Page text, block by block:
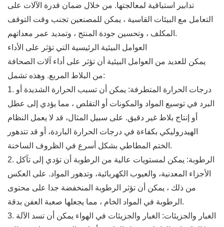
تدابير استباقية لمعالجتها. من خلال ضمان قدرة الآلات على
التعامل مع البيئات القاسية ، يمكن للمصنعين تجنب وقت التوقف
المكلف ، وتحسين جودة المنتج ، وتمديد عمر معداتهم.
العوامل البيئية الرئيسية التي تؤثر على الأداء
يمكن للعديد من العوامل البيئية أن تؤثر على أداء آلات الصحافة
من البلاط المربع. وهذه تشمل:
1. درجات الحرارة المتطرفة: يمكن أن تسبب الحرارة الشديدة أو
البرد في توسيع المواد والمكونات أو التقلص ، مما يؤدي إلى عطل
أو إنتاج بلاط غير دقيق. على سبيل المثال، قد لا يعمل النظام
الهيدروليكي بكفاءة في درجات الحرارة الباردة، أو قد تتدهور
الختم المطاطي بشكل أسرع في الظروف الساخنة.
2. الرطوبة: يمكن لمستويات عالية من الرطوبة أن تؤدي إلى تآكل
الأجزاء المعدنية، والعيوب الكهربائية، وتدهور المواد. على العكس
من ذلك ، يمكن أن تؤثر الرطوبة المنخفضة جدا على محتوى
الرطوبة في المواد الخام ، مما يجعلها صعبة العفن بدقة.
3. الغبار والجزيئات: الغبار والجزيئات في الهواء يمكن أن تسد الآلة